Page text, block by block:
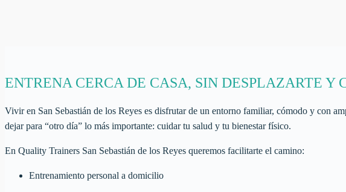
ENTRENA CERCA DE CASA, SIN DESPLAZARTE Y
Vivir en San Sebastián de los Reyes es disfrutar de un entorno familiar, cómodo y con
dejar para “otro día” lo más importante: cuidar tu salud y tu bienestar físico.
En Quality Trainers San Sebastián de los Reyes queremos facilitarte el camino:
Entrenamiento personal a domicilio